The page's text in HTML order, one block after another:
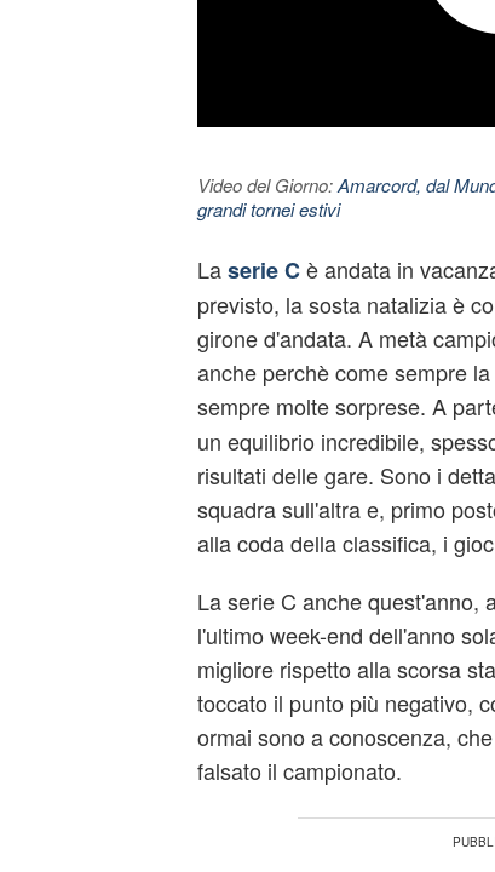
Video del Giorno:Amarcord, dal
grandi tornei estivi
Laserie Cè andata in
previsto, la sosta natalizia è
girone d'andata. A metà
anche perchè come sempre
sempre molte sorprese. A
un equilibrio incredibile,
risultati delle gare. Sono i
squadra sull'altra e, primo
alla coda della classifica, i
La serie C anche quest'anno,
l'ultimo week-end dell'anno
migliore rispetto alla scorsa
toccato il punto più negativo,
ormai sono a conoscenza,
falsato il campionato.